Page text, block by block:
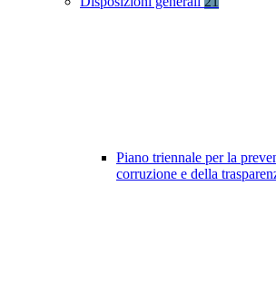
Piano triennale per la
corruzione e della